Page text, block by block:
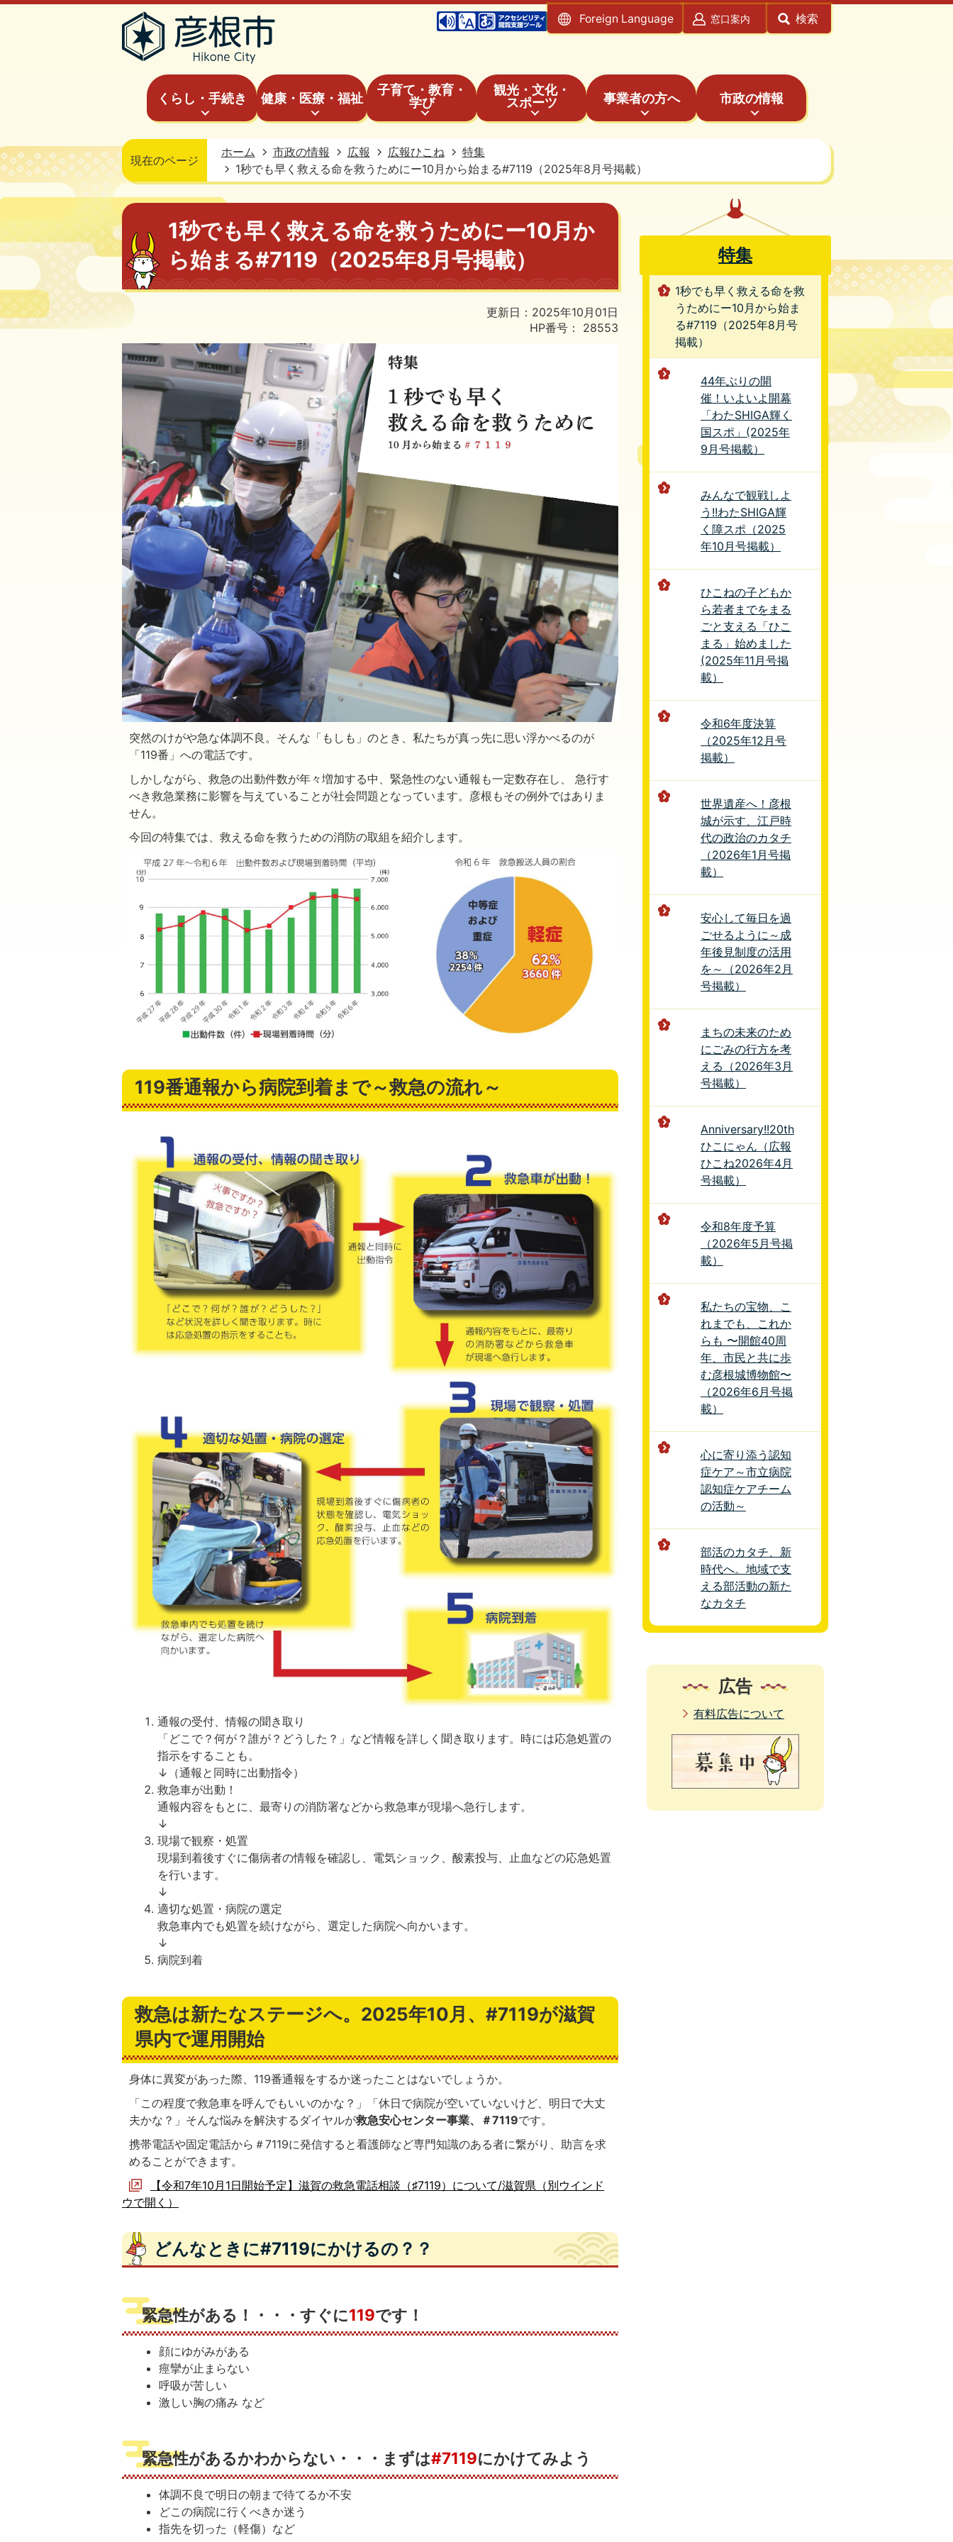
Foreign Language 窓口案内 検索
くらし・手続き 健康・医療・福祉
子育て・教育・
学び
観光・文化・
スポーツ
事業者の方へ 市政の情報
現在のページ
ホーム 市政の情報 広報 広報ひこね
特集
1秒でも早く救える命を救うためにー10月から始まる#7119（2025年8月号掲載）
1秒でも早く救える命を救うためにー10月か
ら始まる#7119（2025年8月号掲載）
更新日：2025年10月01日
HP番号：
28553
突然のけがや急な体調不良。そんな「もしも」のとき、私たちが真っ先に思い浮かべるのが
「119番」への電話です。
しかしながら、救急の出動件数が年々増加する中、緊急性のない通報も一定数存在し、 急行す
べき救急業務に影響を与えていることが社会問題となっています。彦根もその例外ではありま
せん。
今回の特集では、救える命を救うための消防の取組を紹介します。
119番通報から病院到着まで～救急の流れ～
通報の受付、情報の聞き取り
「どこで？何が？誰が？どうした？」など情報を詳しく聞き取ります。時には応急処置の
指示をすることも。
↓（通報と同時に出動指令）
救急車が出動！
通報内容をもとに、最寄りの消防署などから救急車が現場へ急行します。
↓
現場で観察・処置
現場到着後すぐに傷病者の情報を確認し、電気ショック、酸素投与、止血などの応急処置
を行います。
↓
適切な処置・病院の選定
救急車内でも処置を続けながら、選定した病院へ向かいます。
↓
病院到着
救急は新たなステージへ。2025年10月、#7119が滋賀
県内で運用開始
身体に異変があった際、119番通報をするか迷ったことはないでしょうか。
「この程度で救急車を呼んでもいいのかな？」「休日で病院が空いていないけど、明日で大丈
夫かな？」そんな悩みを解決するダイヤルが救急安心センター事業、＃7119です。
携帯電話や固定電話から＃7119に発信すると看護師など専門知識のある者に繋がり、助言を求
めることができます。
【令和7年10月1日開始予定】滋賀の救急電話相談（♯7119）について/滋賀県（別ウインド
ウで開く）
どんなときに#7119にかけるの？？
緊急性がある！・・・すぐに119です！
顔にゆがみがある
痙攣が止まらない
呼吸が苦しい
激しい胸の痛み など
緊急性があるかわからない・・・まずは#7119にかけてみよう
体調不良で明日の朝まで待てるか不安
どこの病院に行くべきか迷う
指先を切った（軽傷）など
特集
1秒でも早く救える命を救
うためにー10月から始ま
る#7119（2025年8月号
掲載）
44年ぶりの開
催！いよいよ開幕
「わたSHIGA輝く
国スポ」(2025年
9月号掲載）
みんなで観戦しよ
う!!わたSHIGA輝
く障スポ（2025
年10月号掲載）
ひこねの子どもか
ら若者までをまる
ごと支える「ひこ
まる」始めました
(2025年11月号掲
載）
令和6年度決算
（2025年12月号
掲載）
世界遺産へ！彦根
城が示す、江戸時
代の政治のカタチ
（2026年1月号掲
載）
安心して毎日を過
ごせるように～成
年後見制度の活用
を～（2026年2月
号掲載）
まちの未来のため
にごみの行方を考
える（2026年3月
号掲載）
Anniversary!!20th
ひこにゃん（広報
ひこね2026年4月
号掲載）
令和8年度予算
（2026年5月号掲
載）
私たちの宝物、こ
れまでも、これか
らも 〜開館40周
年、市民と共に歩
む彦根城博物館〜
（2026年6月号掲
載）
心に寄り添う認知
症ケア～市立病院
認知症ケアチーム
の活動～
部活のカタチ、新
時代へ。地域で支
える部活動の新た
なカタチ
広告
有料広告について